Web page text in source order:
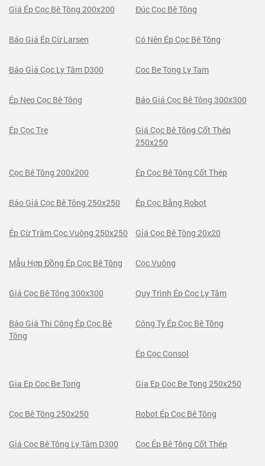
Giá Ép Cọc Bê Tông 200x200 Đúc Cọc Bê Tông
Báo Giá Ép Cừ Larsen Có Nên Ép Cọc Bê Tông
Báo Giá Cọc Ly Tâm D300 Coc Be Tong Ly Tam
Ép Neo Cọc Bê Tông Báo Giá Cọc Bê Tông 300x300
Ép Cọc Tre
Giá Cọc Bê Tông Cốt Thép
250x250
Cọc Bê Tông 200x200 Ép Cọc Bê Tông Cốt Thép
Báo Giá Cọc Bê Tông 250x250 Ép Cọc Bằng Robot
Ép Cừ Tràm Cọc Vuông 250x250 Giá Cọc Bê Tông 20x20
Mẫu Hợp Đồng Ép Cọc Bê Tông Cọc Vuông
Giá Cọc Bê Tông 300x300 Quy Trình Ép Cọc Ly Tâm
Báo Giá Thi Công Ép Cọc Bê
Tông
Công Ty Ép Cọc Bê Tông
Ép Cọc Consol
Gia Ep Coc Be Tong Gia Ep Coc Be Tong 250x250
Cọc Bê Tông 250x250 Robot Ép Cọc Bê Tông
Giá Cọc Bê Tông Ly Tâm D300 Cọc Ép Bê Tông Cốt Thép